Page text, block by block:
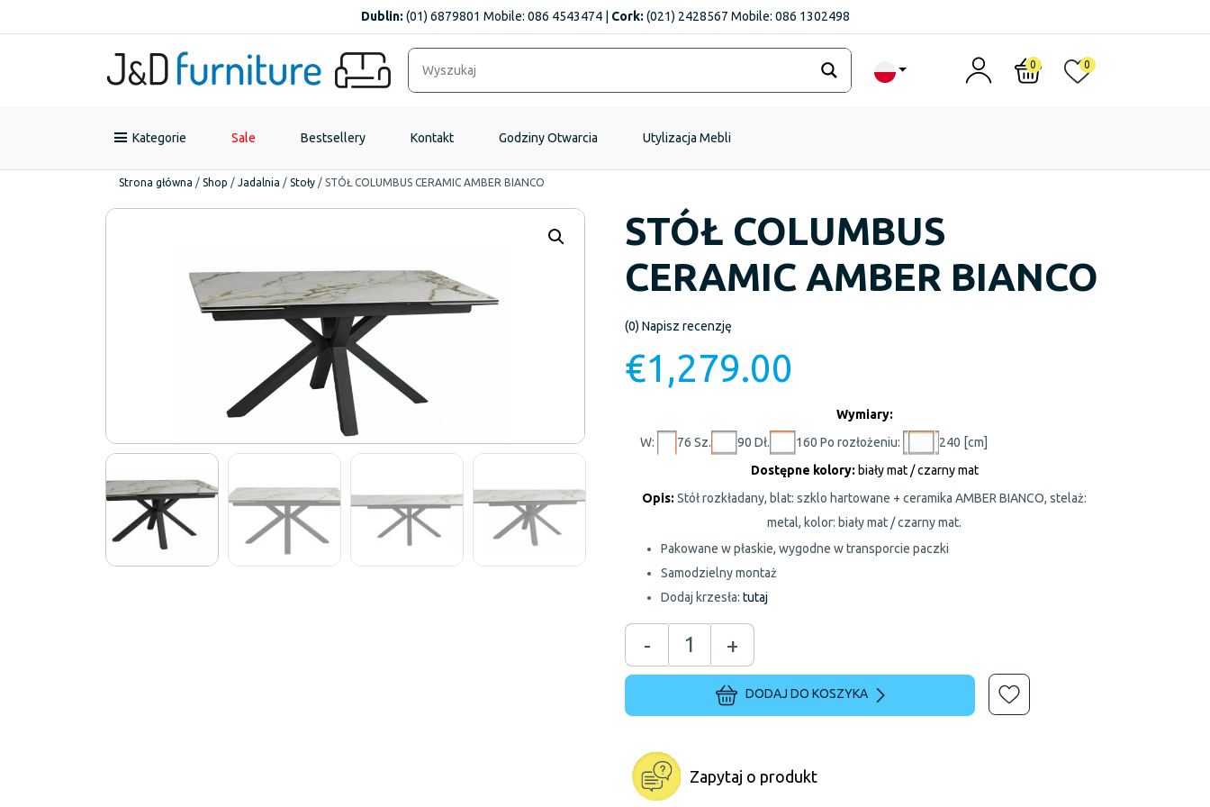
Dublin: (01) 6879801 Mobile: 086 4543474 | Cork: (021) 2428567 Mobile: 086 1302498
0 0
Kategorie Sale Bestsellery Kontakt Godziny Otwarcia Utylizacja Mebli
Strona główna / Shop / Jadalnia / Stoły / STÓŁ COLUMBUS CERAMIC AMBER BIANCO
STÓŁ COLUMBUS
CERAMIC AMBER BIANCO
(0)Napisz recenzję
€1,279.00
Wymiary:
W:
76 Sz. 90 Dł. 160 Po rozłożeniu:
240 [cm]
Dostępne kolory: biały mat / czarny mat
Opis:Stół rozkładany, blat: szklo hartowane + ceramika AMBER BIANCO, stelaż:
metal, kolor: biały mat / czarny mat.
Pakowane w płaskie, wygodne w transporcie paczki
Samodzielny montaż
Dodaj krzesła:tutaj
- +
DODAJ DO KOSZYKA
Zapytaj o produkt